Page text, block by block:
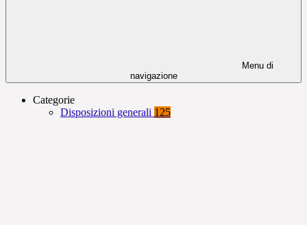
Menu di
navigazione
Categorie
Disposizioni generali 125